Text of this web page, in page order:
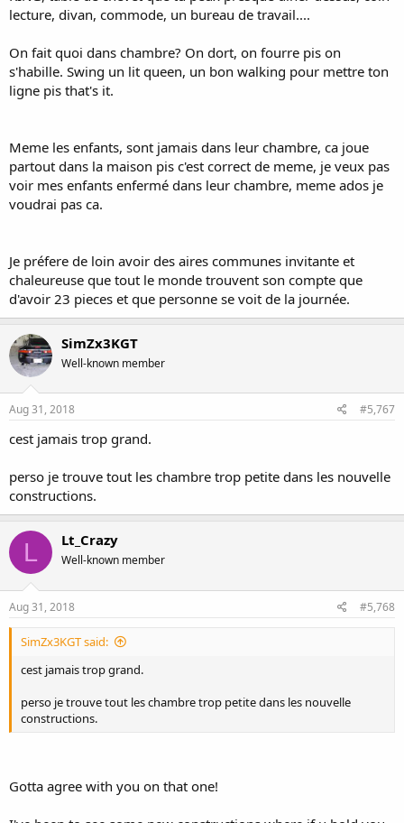
lecture, divan, commode, un bureau de travail....
On fait quoi dans chambre? On dort, on fourre pis on
s'habille. Swing un lit queen, un bon walking pour mettre ton
ligne pis that's it.
Meme les enfants, sont jamais dans leur chambre, ca joue
partout dans la maison pis c'est correct de meme, je veux pas
voir mes enfants enfermé dans leur chambre, meme ados je
voudrai pas ca.
Je préfere de loin avoir des aires communes invitante et
chaleureuse que tout le monde trouvent son compte que
d'avoir 23 pieces et que personne se voit de la journée.
SimZx3KGT
Well-known member
Aug 31, 2018 #5,767
cest jamais trop grand.
perso je trouve tout les chambre trop petite dans les nouvelle
constructions.
L Lt_Crazy
Well-known member
Aug 31, 2018 #5,768
SimZx3KGT said:
cest jamais trop grand.
perso je trouve tout les chambre trop petite dans les nouvelle
constructions.
Gotta agree with you on that one!